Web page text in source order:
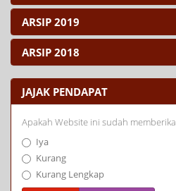
ARSIP 2019
ARSIP 2018
JAJAK PENDAPAT
Apakah Website ini sudah
Iya
Kurang
Kurang Lengkap